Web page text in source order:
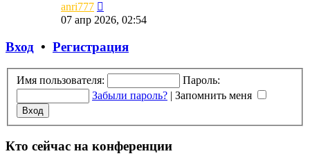
anri777
к
07 апр 2026, 02:54
Вход • Регистрация
Имя пользователя:
Пароль:
Забыли пароль? | Запомнить меня
Кто сейчас на конференции